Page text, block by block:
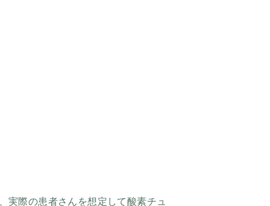
実際の患者さんを想定して酸素チュ